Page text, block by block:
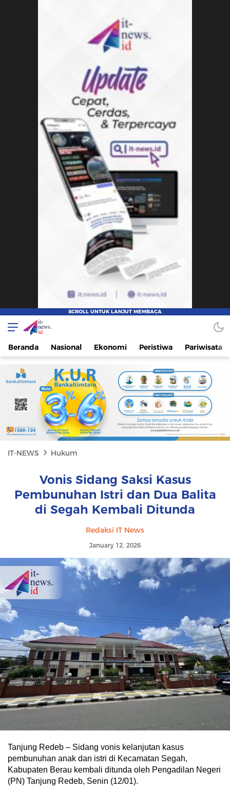
IT-NEWS
Update Cepat, Cerdas, dan Terpercaya
Beranda Nasional Ekonomi Peristiwa Pariwisata
IT-NEWS Hukum
Vonis Sidang Saksi Kasus
Pembunuhan Istri dan Dua Balita
di Segah Kembali Ditunda
Redaksi IT News
January 12, 2026
Tanjung Redeb – Sidang vonis kelanjutan kasus
pembunuhan anak dan istri di Kecamatan Segah,
Kabupaten Berau kembali ditunda oleh Pengadilan Negeri
(PN) Tanjung Redeb, Senin (12/01).